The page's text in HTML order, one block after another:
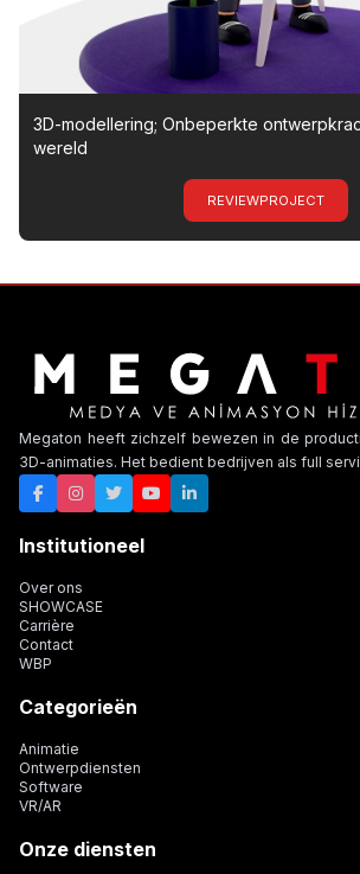
3D-modellering; Onbeperkte
wereld
REVIEWPROJECT
Megaton heeft zichzelf bewezen in de
3D-animaties. Het bedient bedrijven als full
Institutioneel
Over ons
SHOWCASE
Carrière
Contact
WBP
Categorieën
Animatie
Ontwerpdiensten
Software
VR/AR
Onze diensten